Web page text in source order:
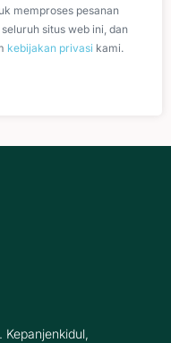
memproses pesanan
situs web ini, dan
kebijakan privasi kami.
Kepanjenkidul,